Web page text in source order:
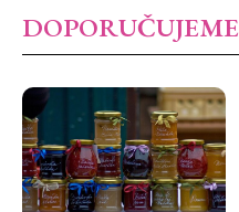
DOPORUČUJEME